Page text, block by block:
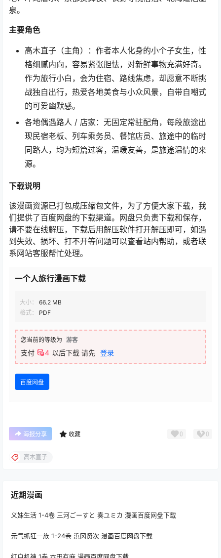
泉。
主要角色
高木直子（主角）：作者本人化身的小个子女生，性
格细腻内向，容易紧张胆怯，对新鲜事物充满好奇。
作为旅行小白，会为住宿、路线焦虑，却愿意不断挑
战独自出行，热爱各地美食与小众风景，自带自嘲式
的可爱幽默感。
各地偶遇路人 / 店家：无固定常驻配角，每段旅途出
现民宿老板、列车乘务员、餐馆店员、旅途中的临时
同路人，均为短篇过客，温暖友善，是旅途温情的来
源。
下载说明
该漫画资源已打包成压缩包文件，为了方便大家下载，我
们提供了百度网盘的下载渠道。网盘只负责下载和保存，
请不要在线解压，下载后用解压软件打开解压即可，如遇
到失效、损坏、打不开等问题可以查看站内帮助，或者联
系网站客服帮忙处理。
一个人旅行漫画下载
大小：
66.2 MB
格式：
PDF
您当前的等级为 游客
支付 4 以后下载 请先 登录
百度网盘
海报分享 收藏 0 0
高木直子
近期漫画
义妹生活 1-4卷 三河ごーすと 奏ユミカ 漫画百度网盘下载
元气抓狂一族 1-24卷 浜冈贤次 漫画百度网盘下载